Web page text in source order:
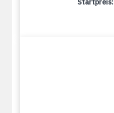
Startpreis: